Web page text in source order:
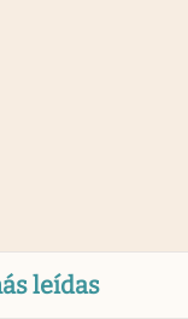
leídas